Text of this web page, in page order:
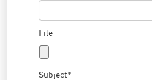
File
Subject*